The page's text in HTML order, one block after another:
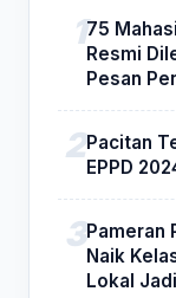
75
Resmi
Pesan
Pacitan
EPPD
Pameran
Naik
Lokal